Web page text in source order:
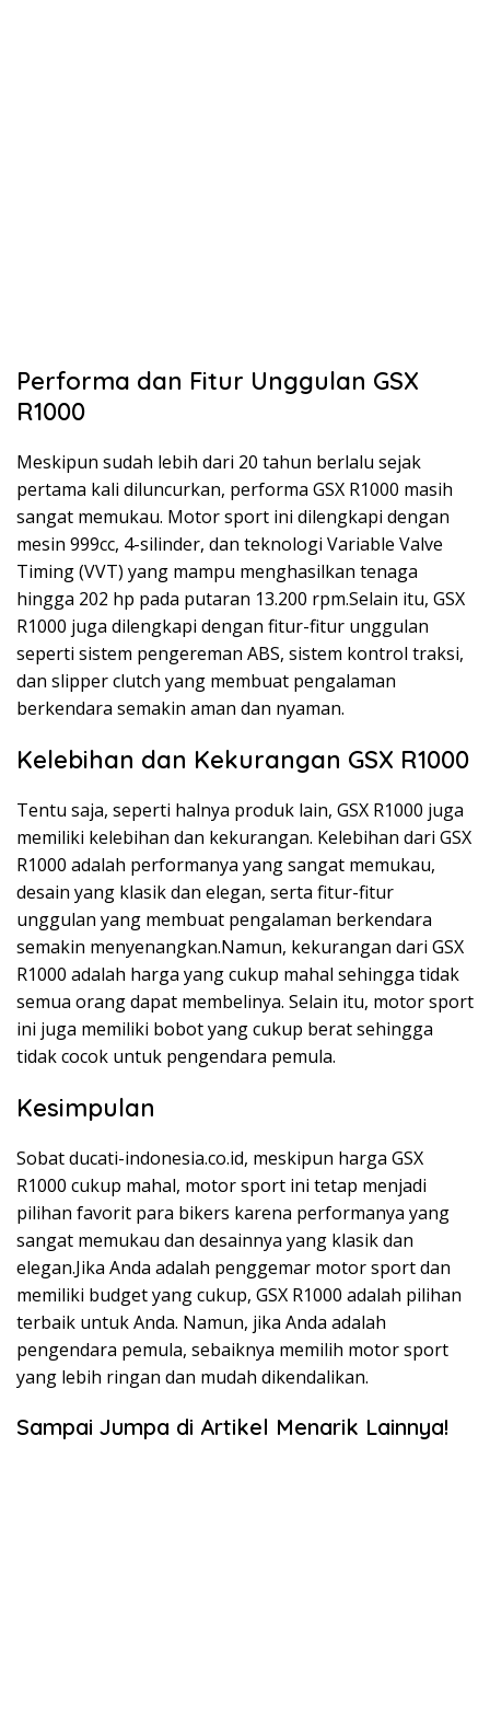
Performa dan Fitur Unggulan GSX
R1000
Meskipun sudah lebih dari 20 tahun berlalu sejak
pertama kali diluncurkan, performa GSX R1000 masih
sangat memukau. Motor sport ini dilengkapi dengan
mesin 999cc, 4-silinder, dan teknologi Variable Valve
Timing (VVT) yang mampu menghasilkan tenaga
hingga 202 hp pada putaran 13.200 rpm.Selain itu, GSX
R1000 juga dilengkapi dengan fitur-fitur unggulan
seperti sistem pengereman ABS, sistem kontrol traksi,
dan slipper clutch yang membuat pengalaman
berkendara semakin aman dan nyaman.
Kelebihan dan Kekurangan GSX R1000
Tentu saja, seperti halnya produk lain, GSX R1000 juga
memiliki kelebihan dan kekurangan. Kelebihan dari GSX
R1000 adalah performanya yang sangat memukau,
desain yang klasik dan elegan, serta fitur-fitur
unggulan yang membuat pengalaman berkendara
semakin menyenangkan.Namun, kekurangan dari GSX
R1000 adalah harga yang cukup mahal sehingga tidak
semua orang dapat membelinya. Selain itu, motor sport
ini juga memiliki bobot yang cukup berat sehingga
tidak cocok untuk pengendara pemula.
Kesimpulan
Sobat ducati-indonesia.co.id, meskipun harga GSX
R1000 cukup mahal, motor sport ini tetap menjadi
pilihan favorit para bikers karena performanya yang
sangat memukau dan desainnya yang klasik dan
elegan.Jika Anda adalah penggemar motor sport dan
memiliki budget yang cukup, GSX R1000 adalah pilihan
terbaik untuk Anda. Namun, jika Anda adalah
pengendara pemula, sebaiknya memilih motor sport
yang lebih ringan dan mudah dikendalikan.
Sampai Jumpa di Artikel Menarik Lainnya!